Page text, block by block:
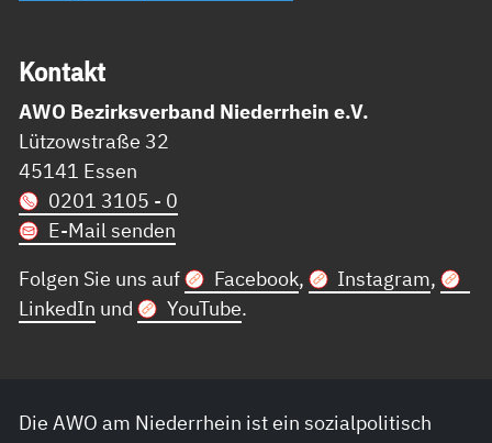
Kon­takt
AWO Bezirksverband Niederrhein e.V.
Lützowstraße 32
45141 Essen
0201 3105 - 0
E-Mail senden
Folgen Sie uns auf
Facebook, Instagram,
LinkedIn und YouTube.
Die AWO am Niederrhein ist ein sozialpolitisch